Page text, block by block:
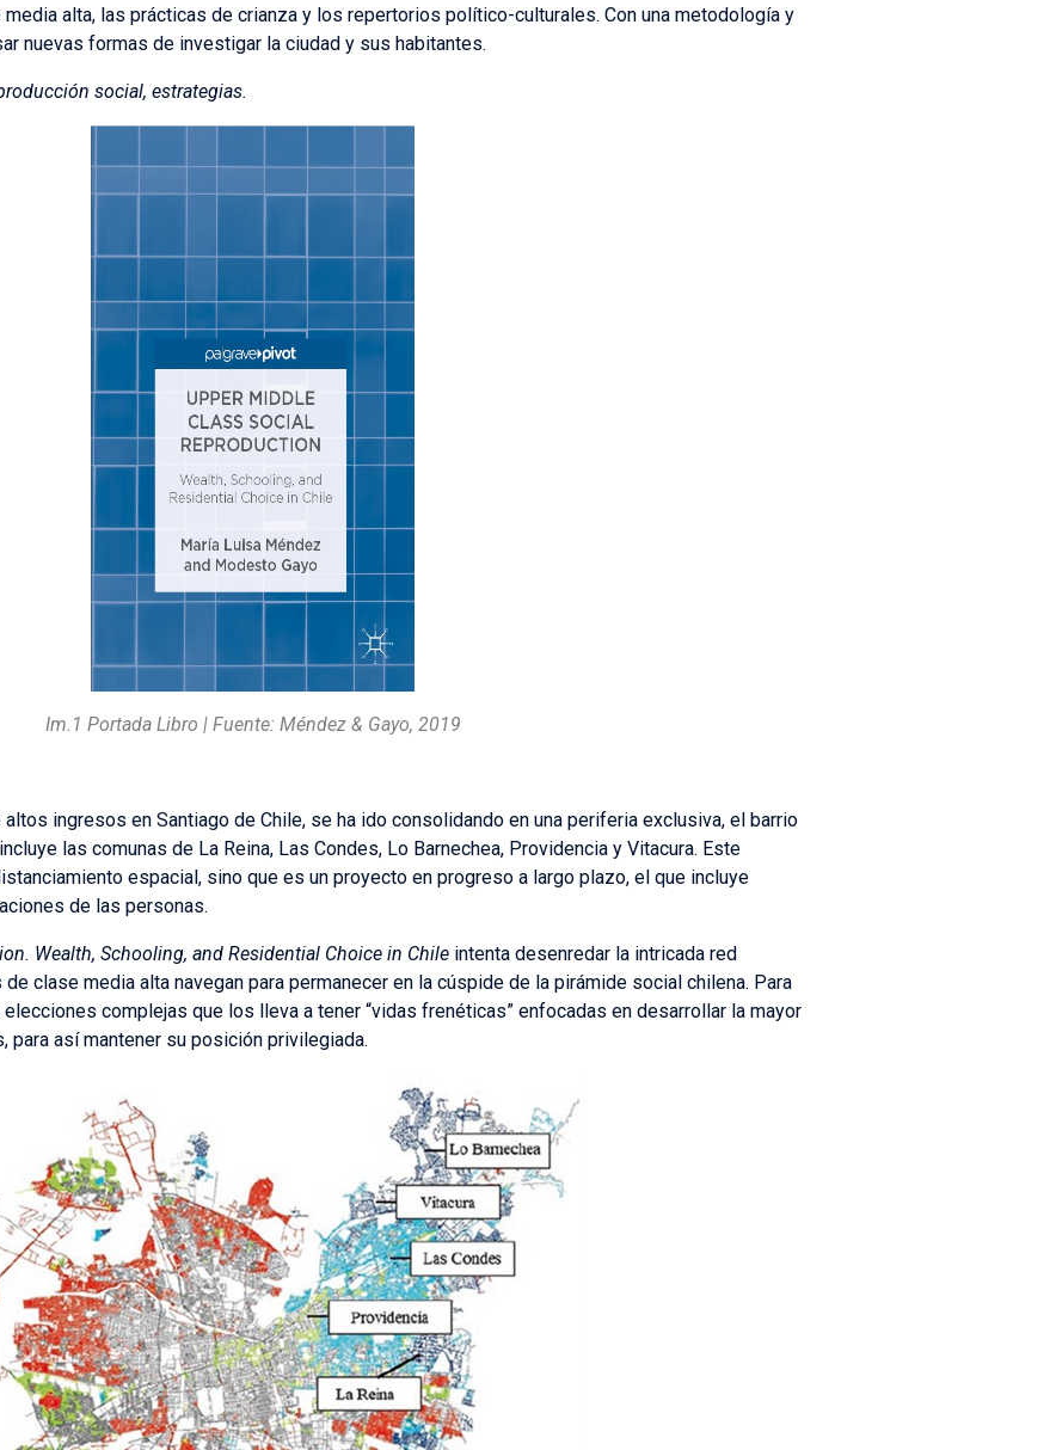
alta, las prácticas de crianza y los repertorios político-culturales. Con una metodología y
nuevas formas de investigar la ciudad y sus habitantes.
social, estrategias.
Im.1 Portada Libro | Fuente: Méndez & Gayo, 2019
ingresos en Santiago de Chile, se ha ido consolidando en una periferia exclusiva, el barrio
las comunas de La Reina, Las Condes, Lo Barnechea, Providencia y Vitacura. Este
espacial, sino que es un proyecto en progreso a largo plazo, el que incluye
de las personas.
Wealth, Schooling, and Residential Choice in Chile intenta desenredar la intricada red
clase media alta navegan para permanecer en la cúspide de la pirámide social chilena. Para
complejas que los lleva a tener “vidas frenéticas” enfocadas en desarrollar la mayor
para así mantener su posición privilegiada.